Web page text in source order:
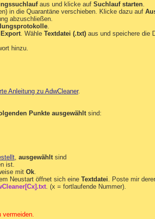
4a98-af68-0333ea26e113} -  No File
AB2B-47F1-A47D-
C1FB-11D2-892F-
11d1-9C6B-0000F875AC61} -
9C6B-0000F875AC61} - C:\Program
11d1-9C6B-0000F875AC61} -
9C6B-0000F875AC61} -
9458-1830C7DD7F5D} - C:\Program
C65810F9E489} - C:\Program
C65810F9E489} - C:\Program
95DC-C65810F9E489} - C:\Program
95DC-C65810F9E489} - C:\Program
- C:\Program Files
aus und klicke auf Suchlauf starten.
in die Quarantäne verschieben. Klicke dazu auf
abzuschließen.
.
Export. Wähle Textdatei (.txt) aus und speichere die
hinzu.
Anleitung zu AdwCleaner.
Punkte ausgewähltsind:
, ausgewähltsind
ist.
mit Ok.
Neustart öffnet sich eine Textdatei. Poste mir
. (x = fortlaufende Nummer).